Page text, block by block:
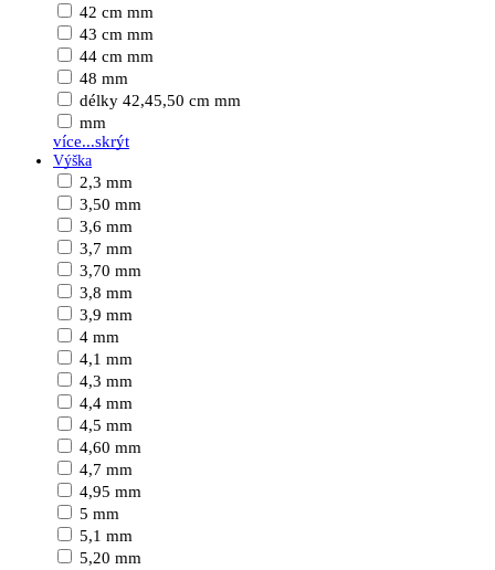
42 cm mm
43 cm mm
44 cm mm
48 mm
délky 42,45,50 cm mm
mm
více...skrýt
Výška
2,3 mm
3,50 mm
3,6 mm
3,7 mm
3,70 mm
3,8 mm
3,9 mm
4 mm
4,1 mm
4,3 mm
4,4 mm
4,5 mm
4,60 mm
4,7 mm
4,95 mm
5 mm
5,1 mm
5,20 mm